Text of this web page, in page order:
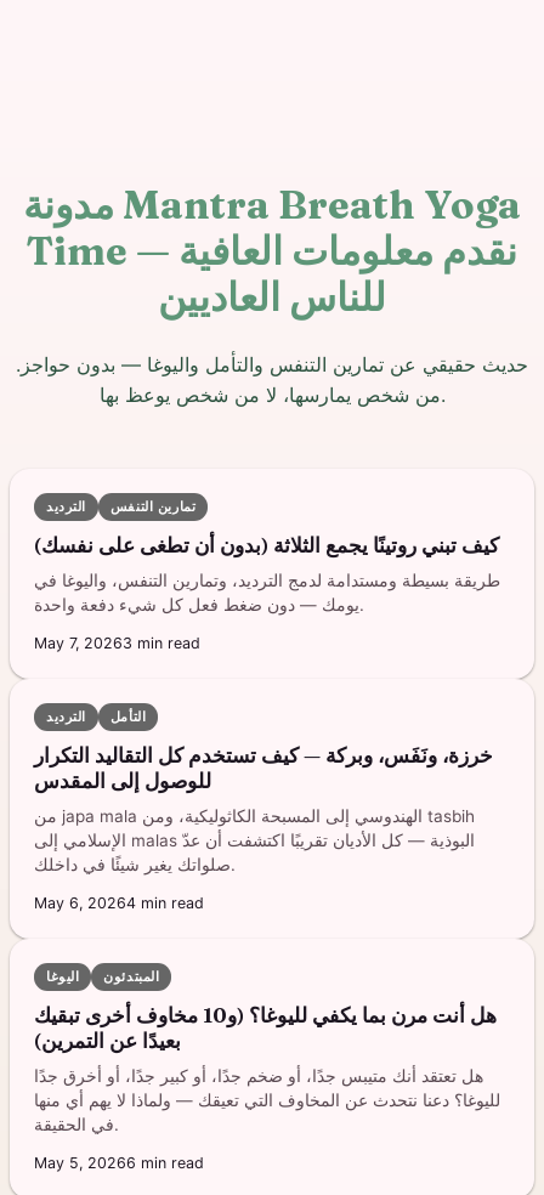
مدونة Mantra Breath Yoga
Time — نقدم معلومات العافية
للناس العاديين
حديث حقيقي عن تمارين التنفس والتأمل واليوغا — بدون حواجز.
من شخص يمارسها، لا من شخص يوعظ بها.
الترديد تمارين التنفس
كيف تبني روتينًا يجمع الثلاثة (بدون أن تطغى على نفسك)
طريقة بسيطة ومستدامة لدمج الترديد، وتمارين التنفس، واليوغا في
يومك — دون ضغط فعل كل شيء دفعة واحدة.
May 7, 20263 min read
الترديد التأمل
خرزة، ونَفَس، وبركة — كيف تستخدم كل التقاليد التكرار
للوصول إلى المقدس
من japa mala الهندوسي إلى المسبحة الكاثوليكية، ومن tasbih
الإسلامي إلى malas البوذية — كل الأديان تقريبًا اكتشفت أن عدّ
صلواتك يغير شيئًا في داخلك.
May 6, 20264 min read
اليوغا المبتدئون
هل أنت مرن بما يكفي لليوغا؟ (و10 مخاوف أخرى تبقيك
بعيدًا عن التمرين)
هل تعتقد أنك متيبس جدًا، أو ضخم جدًا، أو كبير جدًا، أو أخرق جدًا
لليوغا؟ دعنا نتحدث عن المخاوف التي تعيقك — ولماذا لا يهم أي منها
في الحقيقة.
May 5, 20266 min read